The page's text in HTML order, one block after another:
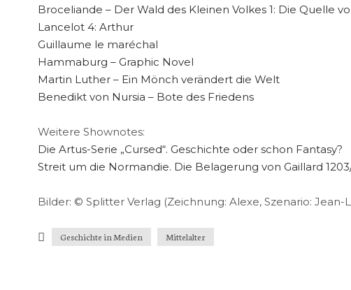
Broceliande – Der Wald des Kleinen Volkes 1: Die Quelle
Lancelot 4: Arthur
Guillaume le maréchal
Hammaburg – Graphic Novel
Martin Luther – Ein Mönch verändert die Welt
Benedikt von Nursia – Bote des Friedens
Weitere Shownotes:
Die Artus-Serie „Cursed“. Geschichte oder schon Fantasy?
Streit um die Normandie. Die Belagerung von Gaillard
Bilder: © Splitter Verlag (Zeichnung: Alexe, Szenario: Jean-
Geschichte in Medien Mittelalter